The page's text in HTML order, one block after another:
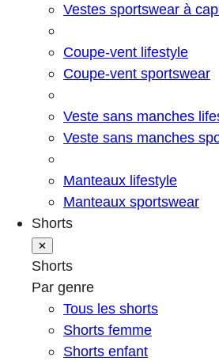
Vestes sportswear à
Coupe-vent lifestyle
Coupe-vent sportswear
Veste sans manches
Veste sans manches
Manteaux lifestyle
Manteaux sportswear
Shorts
✕
Shorts
Par genre
Tous les shorts
Shorts femme
Shorts enfant